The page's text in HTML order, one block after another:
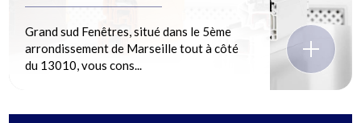
Grand sud Fenêtres, situé dans le 5ème
arrondissement de Marseille tout à côté
du 13010, vous cons...